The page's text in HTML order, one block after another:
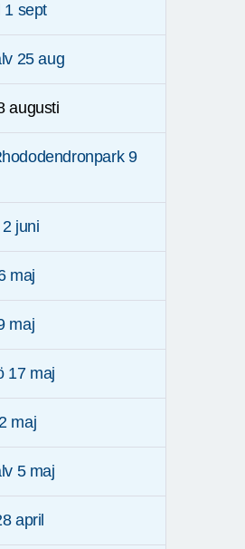
1 sept
25 aug
augusti
9
juni
maj
maj
17 maj
maj
5 maj
april